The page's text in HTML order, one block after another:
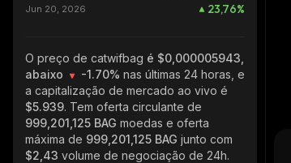
Jun 20, 2026 23,76%
O preço de catwifbag é $0,000005943,
abaixo
-1.70% nas últimas 24 horas, e
a capitalização de mercado ao vivo é
$5.939. Tem oferta circulante de
999,201,125 BAG moedas e oferta
máxima de 999,201,125 BAG junto com
$2,43 volume de negociação de 24h.